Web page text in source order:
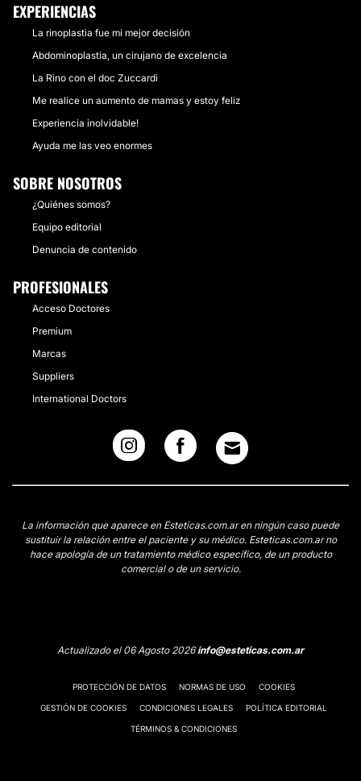
EXPERIENCIAS
La rinoplastia fue mi mejor decisión
Abdominoplastia, un cirujano de excelencia
La Rino con el doc Zuccardi
Me realice un aumento de mamas y estoy feliz
Experiencia inolvidable!
Ayuda me las veo enormes
SOBRE NOSOTROS
¿Quiénes somos?
Equipo editorial
Denuncia de contenido
PROFESIONALES
Acceso Doctores
Premium
Marcas
Suppliers
International Doctors
La información que aparece en Esteticas.com.ar en ningún caso puede
sustituir la relación entre el paciente y su médico. Esteticas.com.ar no
hace apología de un tratamiento médico específico, de un producto
comercial o de un servicio.
Actualizado el 06 Agosto 2026info@esteticas.com.ar
PROTECCIÓN DE DATOS NORMAS DE USO COOKIES
GESTIÓN DE COOKIES CONDICIONES LEGALES POLÍTICA EDITORIAL
TÉRMINOS & CONDICIONES